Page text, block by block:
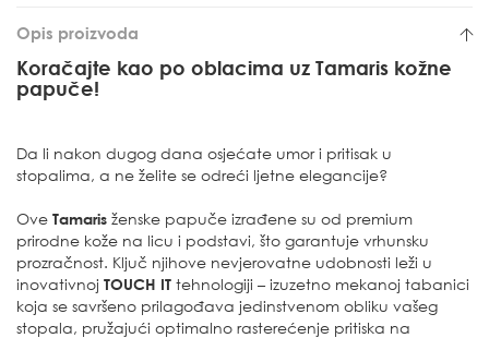
Opis proizvoda
Koračajte kao po oblacima uz Tamaris kožne
papuče!
Da li nakon dugog dana osjećate umor i pritisak u
stopalima, a ne želite se odreći ljetne elegancije?
Ove Tamaris ženske papuče izrađene su od premium
prirodne kože na licu i podstavi, što garantuje vrhunsku
prozračnost. Ključ njihove nevjerovatne udobnosti leži u
inovativnoj TOUCH IT tehnologiji – izuzetno mekanoj tabanici
koja se savršeno prilagođava jedinstvenom obliku vašeg
stopala, pružajući optimalno rasterećenje pritiska na